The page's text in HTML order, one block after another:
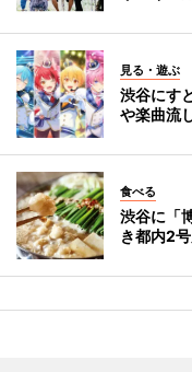
見る・遊ぶ
渋谷にす
や楽曲流
食べる
渋谷に「
き都内2